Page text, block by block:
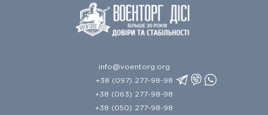
info@voentorg.org
+38 (097) 277-98-98
+38 (063) 277-98-98
+38 (050) 277-98-98